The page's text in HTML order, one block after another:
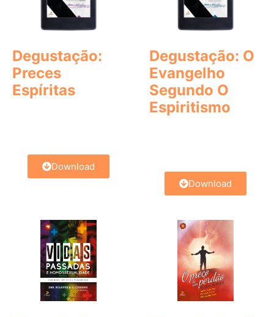
Degustação:
Preces
Espíritas
Download
Degustação: O
Evangelho
Segundo O
Espiritismo
Download